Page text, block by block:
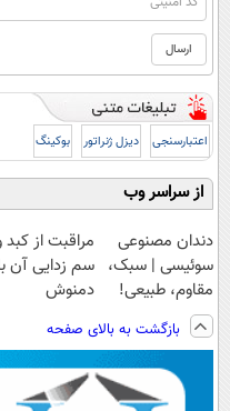
اعتبارسنجی دیزل ژنراتور بوکینگ
از سراسر وب
دندان مصنوعی
سوئیسی | سبک،
مقاوم، طبیعی!
ویزیت
رایگان+پرداخت
اقساطی😍
مراقبت از کبد
سم زدایی آن
دمنوش
بازگشت به بالای صفحه